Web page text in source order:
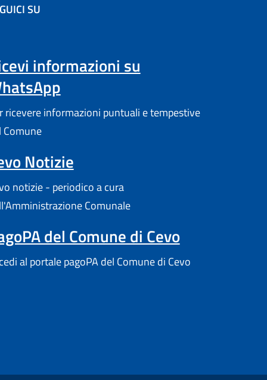
SU
informazioni su
ricevere informazioni puntuali e tempestive
Comune
Notizie
notizie - periodico a cura
Comunale
del Comune di Cevo
al portale pagoPA del Comune di Cevo